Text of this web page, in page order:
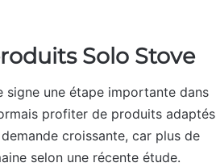
Solo Stove
une étape importante dans
profiter de produits adaptés
croissante, car plus de
selon une récente étude.